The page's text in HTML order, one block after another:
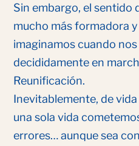
Sin embargo, el sentido
mucho más formadora
imaginamos cuando
decididamente en
Reunificación.
Inevitablemente, de
una sola vida
errores… aunque sea